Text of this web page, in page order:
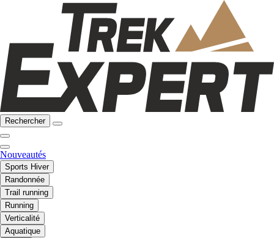
Rechercher
Nouveautés
Sports Hiver
Randonnée
Trail running
Running
Verticalité
Aquatique